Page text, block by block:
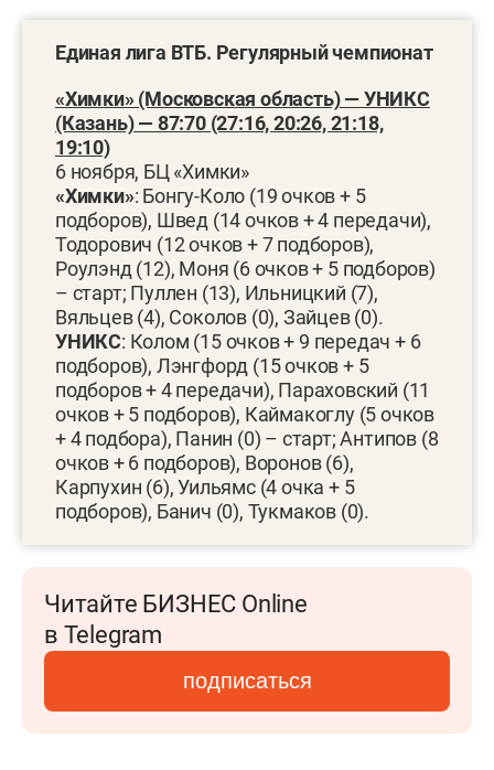
Единая лига ВТБ. Регулярный чемпионат
«Химки» (Московская область) — УНИКС
(Казань) — 87:70 (27:16, 20:26, 21:18,
19:10)
6 ноября, БЦ «Химки»
«Химки»: Бонгу-Коло (19 очков + 5
подборов), Швед (14 очков + 4 передачи),
Тодорович (12 очков + 7 подборов),
Роулэнд (12), Моня (6 очков + 5 подборов)
– старт; Пуллен (13), Ильницкий (7),
Вяльцев (4), Соколов (0), Зайцев (0).
УНИКС: Колом (15 очков + 9 передач + 6
подборов), Лэнгфорд (15 очков + 5
подборов + 4 передачи), Параховский (11
очков + 5 подборов), Каймакоглу (5 очков
+ 4 подбора), Панин (0) – старт; Антипов (8
очков + 6 подборов), Воронов (6),
Карпухин (6), Уильямс (4 очка + 5
подборов), Банич (0), Тукмаков (0).
Читайте БИЗНЕС Online
в Telegram
подписаться